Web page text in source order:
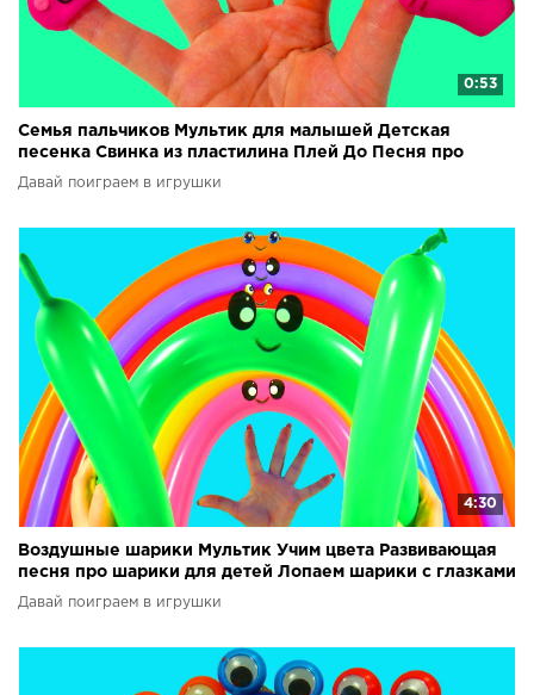
0:53
Семья пальчиков Мультик для малышей Детская
песенка Свинка из пластилина Плей До Песня про
пальчики
Давай поиграем в игрушки
4:30
Воздушные шарики Мультик Учим цвета Развивающая
песня про шарики для детей Лопаем шарики с глазками
Давай поиграем в игрушки